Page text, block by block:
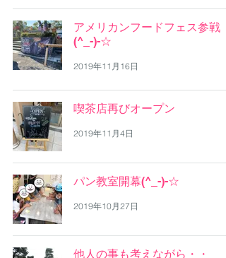
アメリカンフードフェス参戦
(^_-)-☆
2019年11月16日
喫茶店再びオープン
2019年11月4日
パン教室開幕(^_-)-☆
2019年10月27日
他人の事も考えながら・・